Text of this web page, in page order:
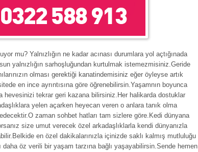
mu? Yalnızlığın ne kadar acınası durumlara yol açtığınada
yalnızlığın sarhoşluğundan kurtulmak istemezmisiniz.Geride
olması gerektiği kanatindemisiniz eğer öyleyse artık
en ince ayrıntısına göre öğrenebilirsin.Yaşamnın boyunca
hevesinizi tekrar geri kazana bilirsiniz.Her halikarda dostuklar
yelen açarken heyecan veren o anlara tanık olma
zaman sohbet hatları tam sizlere göre.Kedi dünyana
size umut verecek özel arkadaşlıklarla kendi dünyanızla
en özel dakikalarınızla içinizde saklı kalmış mutluluğu
daha öz verili bir yaşam tarzına bağlı yaşayabilirsin.Sende hemen